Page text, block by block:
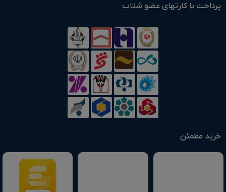
پرداخت با کارتهای عضو شتاب
خرید مطمئن